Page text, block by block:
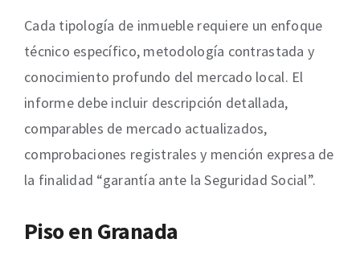
Cada tipología de inmueble requiere un enfoque
técnico específico, metodología contrastada y
conocimiento profundo del mercado local. El
informe debe incluir descripción detallada,
comparables de mercado actualizados,
comprobaciones registrales y mención expresa de
la finalidad “garantía ante la Seguridad Social”.
Piso en Granada